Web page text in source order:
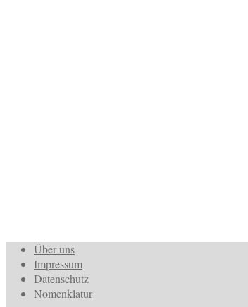
Über uns
Impressum
Datenschutz
Nomenklatur